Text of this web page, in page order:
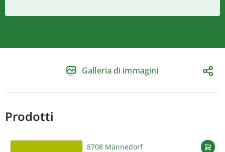
Galleria di immagini
Prodotti
8708 Männedorf